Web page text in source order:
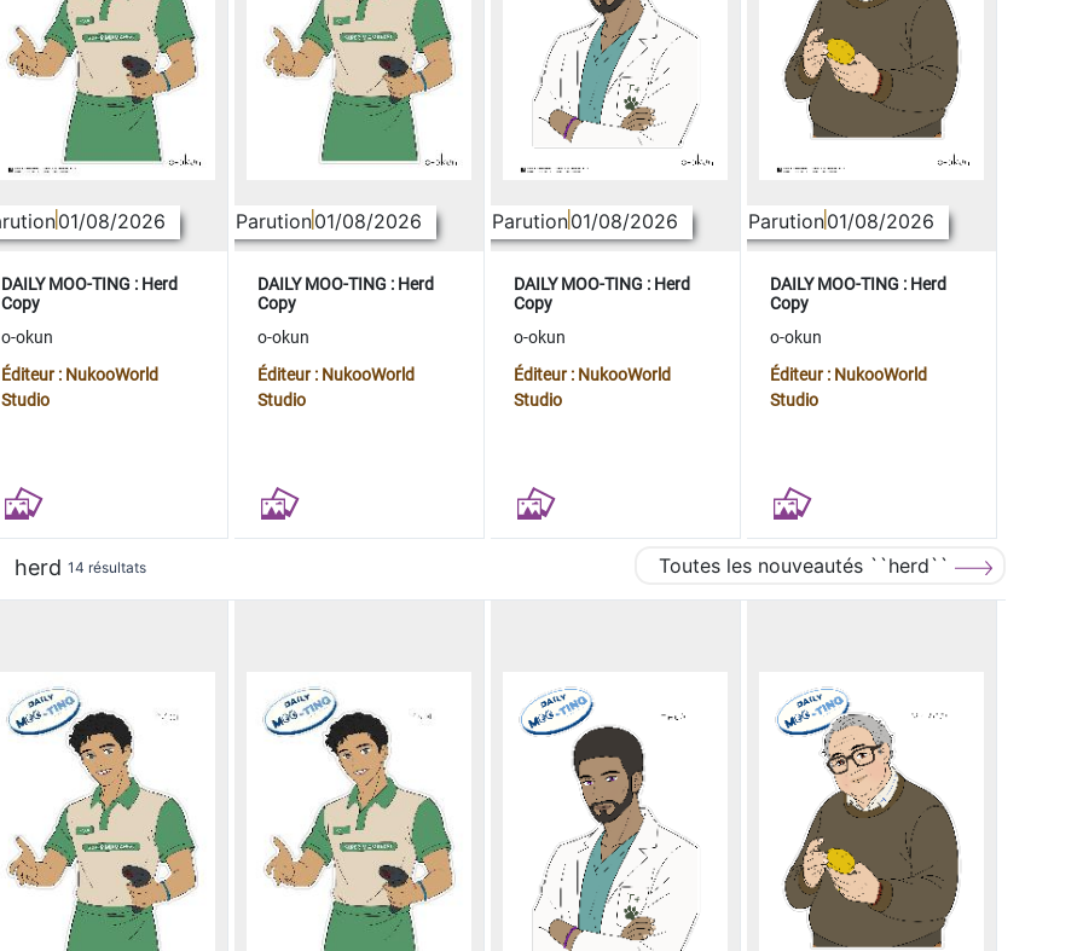
01/08/2026
DAILY MOO-TING : Herd
Copy
o-okun
Éditeur : NukooWorld
Studio
Parution01/08/2026
DAILY MOO-TING : Herd
Copy
o-okun
Éditeur : NukooWorld
Studio
Parution01/08/2026
DAILY MOO-TING : Herd
Copy
o-okun
Éditeur : NukooWorld
Studio
Parution01/08/2026
DAILY MOO-TING : Herd
Copy
o-okun
Éditeur : NukooWorld
Studio
herd 14 résultats Toutes les nouveautés ``herd``